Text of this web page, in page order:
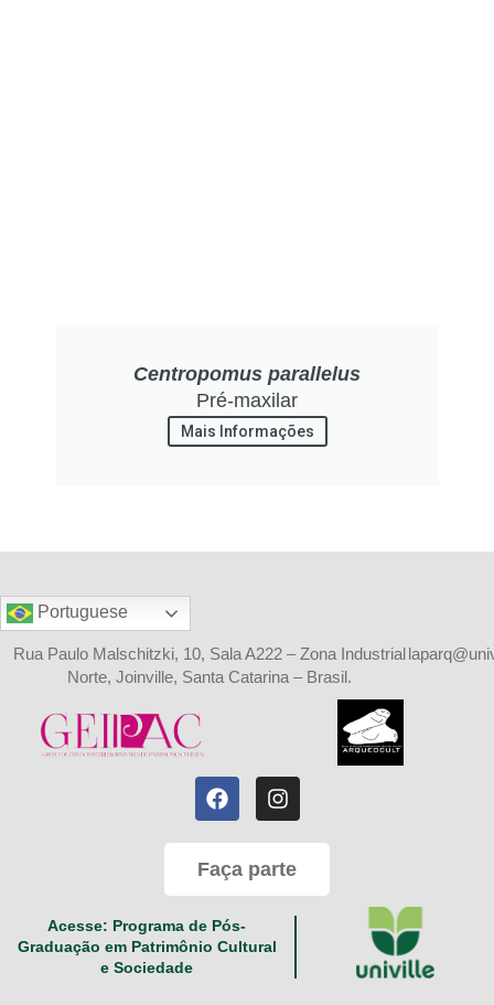
Centropomus parallelus
Pré-maxilar
Mais Informações
Portuguese
Rua Paulo Malschitzki, 10, Sala A222 – Zona Industrial
Norte, Joinville, Santa Catarina – Brasil.
Faça parte
Acesse: Programa de Pós-
Graduação em Patrimônio Cultural
e Sociedade